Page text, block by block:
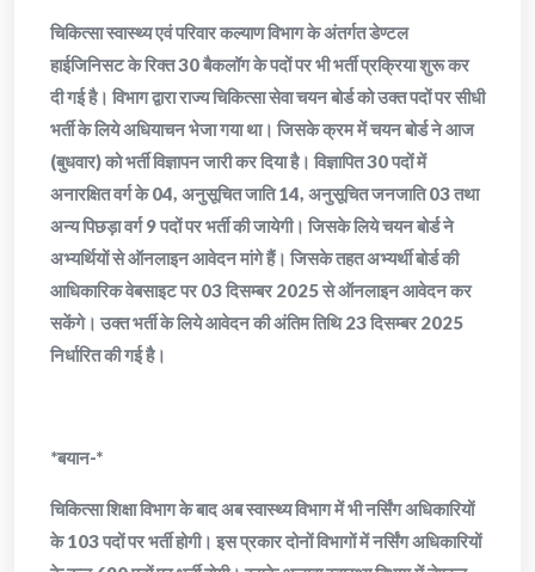
चिकित्सा स्वास्थ्य एवं परिवार कल्याण विभाग के अंतर्गत डेण्टल
हाईजिनिसट के रिक्त 30 बैकलॉग के पदों पर भी भर्ती प्रक्रिया शुरू कर
दी गई है। विभाग द्वारा राज्य चिकित्सा सेवा चयन बोर्ड को उक्त पदों पर सीधी
भर्ती के लिये अधियाचन भेजा गया था। जिसके क्रम में चयन बोर्ड ने आज
(बुधवार) को भर्ती विज्ञापन जारी कर दिया है। विज्ञापित 30 पदों में
अनारक्षित वर्ग के 04, अनुसूचित जाति 14, अनुसूचित जनजाति 03 तथा
अन्य पिछड़ा वर्ग 9 पदों पर भर्ती की जायेगी। जिसके लिये चयन बोर्ड ने
अभ्यर्थियों से ऑनलाइन आवेदन मांगे हैं। जिसके तहत अभ्यर्थी बोर्ड की
आधिकारिक वेबसाइट पर 03 दिसम्बर 2025 से ऑनलाइन आवेदन कर
सकेंगे। उक्त भर्ती के लिये आवेदन की अंतिम तिथि 23 दिसम्बर 2025
निर्धारित की गई है।
*बयान-*
चिकित्सा शिक्षा विभाग के बाद अब स्वास्थ्य विभाग में भी नर्सिंग अधिकारियों
के 103 पदों पर भर्ती होगी। इस प्रकार दोनों विभागों में नर्सिंग अधिकारियों